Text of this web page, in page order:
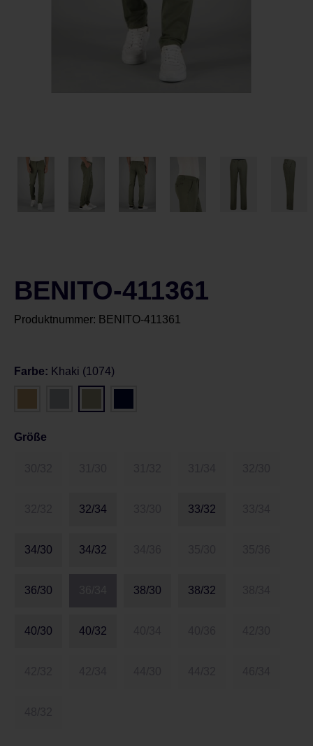
BENITO-411361
Produktnummer: BENITO-411361
Farbe: Khaki (1074)
Größe
32/34 33/32
34/30 34/32
36/30 38/30 38/32
40/30 40/32